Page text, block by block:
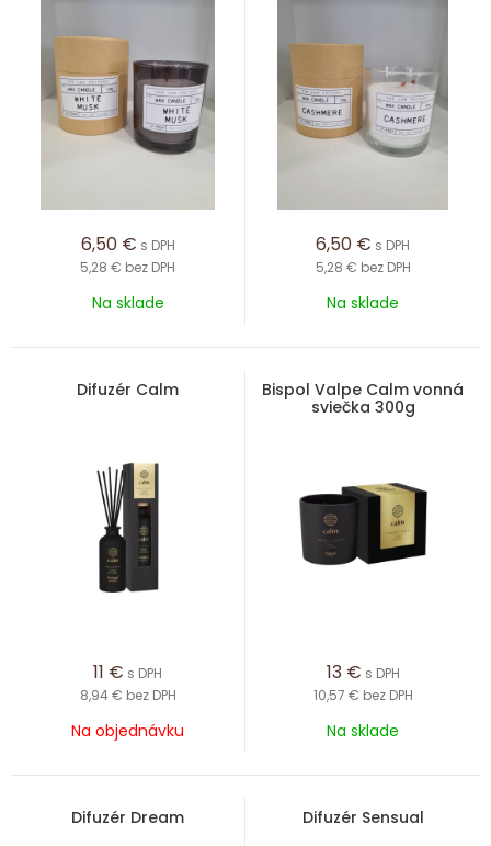
6,50 € s DPH
5,28 € bez DPH
Na sklade
6,50 € s DPH
5,28 € bez DPH
Na sklade
Difuzér Calm
11 € s DPH
8,94 € bez DPH
Na objednávku
Bispol Valpe Calm vonná
sviečka 300g
13 € s DPH
10,57 € bez DPH
Na sklade
Difuzér Dream Difuzér Sensual